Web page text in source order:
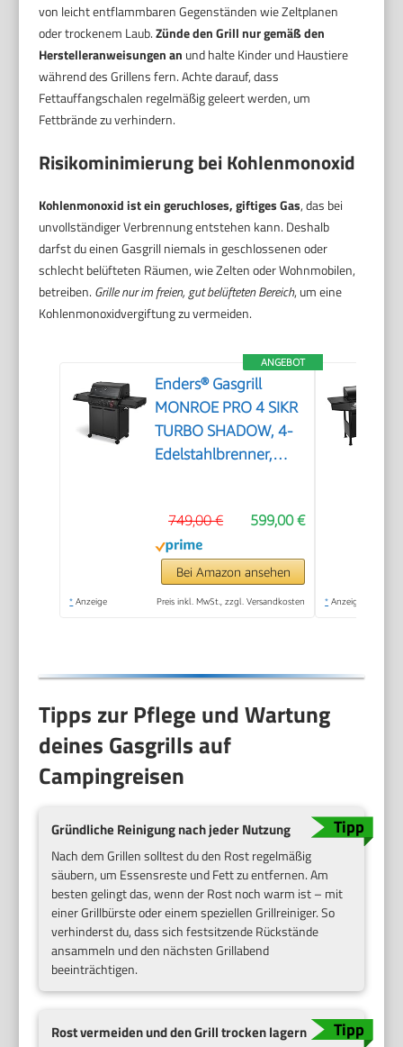
von leicht entflammbaren Gegenständen wie Zeltplanen
oder trockenem Laub.Zünde den Grill nur gemäß den
Herstelleranweisungen an und halte Kinder und Haustiere
während des Grillens fern. Achte darauf, dass
Fettauffangschalen regelmäßig geleert werden, um
Fettbrände zu verhindern.
Risikominimierung bei Kohlenmonoxid
Kohlenmonoxid ist ein geruchloses, giftiges Gas, das bei
unvollständiger Verbrennung entstehen kann. Deshalb
darfst du einen Gasgrill niemals in geschlossenen oder
schlecht belüfteten Räumen, wie Zelten oder Wohnmobilen,
betreiben. Grille nur im freien, gut belüfteten Bereich, um eine
Kohlenmonoxidvergiftung zu vermeiden.
ANGEBOT
Enders® Gasgrill
MONROE PRO 4 SIKR
TURBO SHADOW, 4-
Edelstahlbrenner,
Sichtfenster, HEAT
RANGE™, SWITCH
GRID™, 800 °C TURBO
ZONE™, SIMPLE
599,00 €
749,00 €
Bei Amazon ansehen
* Anzeige Preis inkl. MwSt., zzgl. Versandkosten * Anzeige
Tipps zur Pflege und Wartung
deines Gasgrills auf
Campingreisen
Gründliche Reinigung nach jeder Nutzung
Nach dem Grillen solltest du den Rost regelmäßig
säubern, um Essensreste und Fett zu entfernen. Am
besten gelingt das, wenn der Rost noch warm ist – mit
einer Grillbürste oder einem speziellen Grillreiniger. So
verhinderst du, dass sich festsitzende Rückstände
ansammeln und den nächsten Grillabend
beeinträchtigen.
Rost vermeiden und den Grill trocken lagern